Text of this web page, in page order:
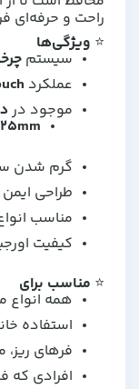
راحت و حرفه‌ای
⭐ ویژگی‌ها
سیستم
عملکرد
موجود در
۲۵mm:
گرم شدن
طراحی
مناسب
کیفیت
⭐ مناسب برای
همه انواع
استفاده
فرهای
افرادی که